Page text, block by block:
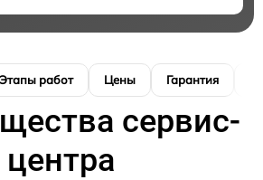
Этапы работ Цены Гарантия
сервис-
центра